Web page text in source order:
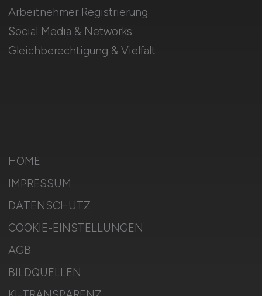
Arbeitnehmer Registrierung
Social Media & Networks
Gleichberechtigung & Vielfalt
HOME
IMPRESSUM
DATENSCHUTZ
COOKIE-EINSTELLUNGEN
AGB
BILDQUELLEN